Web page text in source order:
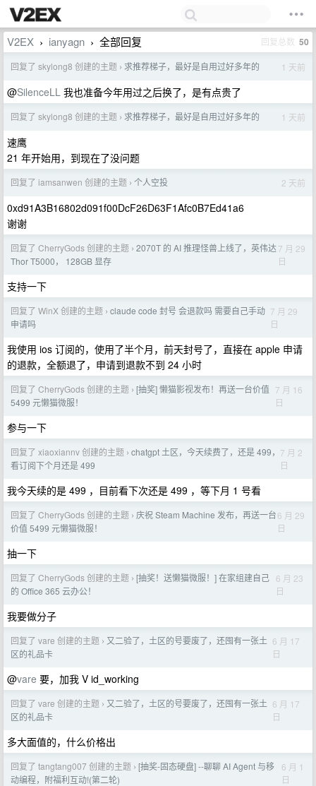
V2EX › ianyagn › 全部回复 回复总数 50
回复了 skylong8 创建的主题 › 求推荐梯子，最好是自用过好多年的 1 天前
@SilenceLL 我也准备今年用过之后换了，是有点贵了
回复了 skylong8 创建的主题 › 求推荐梯子，最好是自用过好多年的 1 天前
速鹰
21 年开始用，到现在了没问题
回复了 iamsanwen 创建的主题 › 个人空投 2 天前
0xd91A3B16802d091f00DcF26D63F1Afc0B7Ed41a6
谢谢
回复了 CherryGods 创建的主题 › 2070T 的 AI 推理怪兽上线了，英伟达
Thor T5000， 128GB 显存
7 月 29
日
支持一下
回复了 WinX 创建的主题 › claude code 封号 会退款吗 需要自己手动
申请吗
7 月 29
日
我使用 ios 订阅的，使用了半个月，前天封号了，直接在 apple 申请
的退款，全额退了，申请到退款不到 24 小时
回复了 CherryGods 创建的主题 › [抽奖] 懒猫影视发布！再送一台价值
5499 元懒猫微服！
7 月 16
日
参与一下
回复了 xiaoxiannv 创建的主题 › chatgpt 土区，今天续费了，还是 499，
看订阅下个月还是 499
7 月 2
日
我今天续的是 499 ，目前看下次还是 499 ，等下月 1 号看
回复了 CherryGods 创建的主题 › 庆祝 Steam Machine 发布，再送一台
价值 5499 元懒猫微服！
6 月 29
日
抽一下
回复了 CherryGods 创建的主题 › [抽奖！送懒猫微服！] 在家组建自己
的 Office 365 云办公！
6 月 23
日
我要做分子
回复了 vare 创建的主题 › 又二验了，土区的号要废了，还囤有一张土
区的礼品卡
6 月 17
日
@vare 要，加我 V id_working
回复了 vare 创建的主题 › 又二验了，土区的号要废了，还囤有一张土
区的礼品卡
6 月 17
日
多大面值的，什么价格出
回复了 tangtang007 创建的主题 › [抽奖-固态硬盘] --聊聊 AI Agent 与移
动编程，附福利互动!(第二轮)
6 月 1
日